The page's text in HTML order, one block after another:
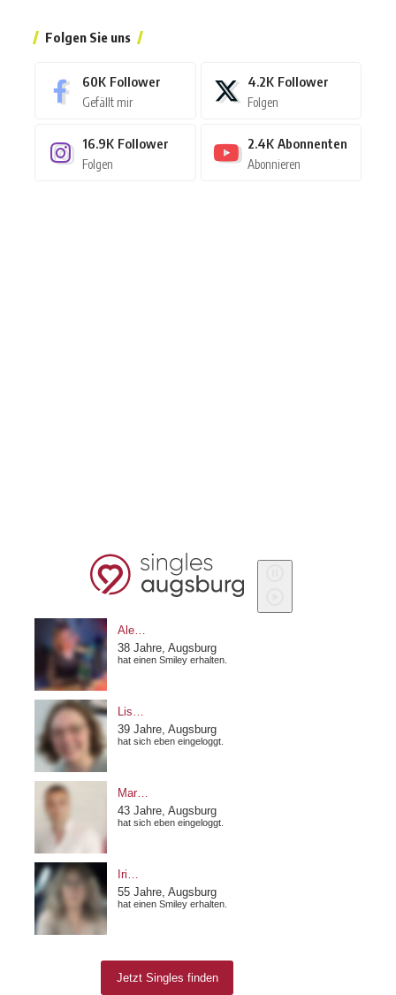
Folgen Sie uns
60K Follower
Gefällt mir
4.2K Follower
Folgen
16.9K Follower
Folgen
2.4K Abonnenten
Abonnieren